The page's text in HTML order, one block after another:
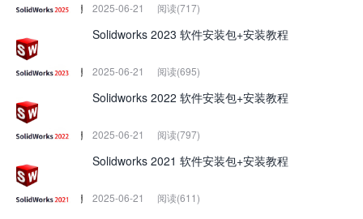
2025-06-21 阅读(717)
Solidworks 2023 软件安装包+安装教程
2025-06-21 阅读(695)
Solidworks 2022 软件安装包+安装教程
2025-06-21 阅读(797)
Solidworks 2021 软件安装包+安装教程
2025-06-21 阅读(611)